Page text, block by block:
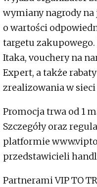
wymiany nagrody
o wartości
targetu zakupowego.
Itaka, vouchery na
Expert, a także
zrealizowania w
Promocja trwa od 1
Szczegóły oraz
platformie
przedstawicieli
Partnerami VIP TO